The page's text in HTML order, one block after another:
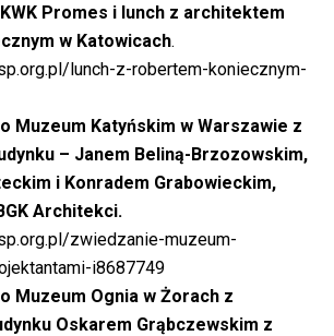
Promes i lunch z architektem
w Katowicach.
lunch-z-robertem-koniecznym-
Muzeum Katyńskim w Warszawie z
– Janem Beliną-Brzozowskim,
i Konradem Grabowieckim,
Architekci.
zwiedzanie-muzeum-
i8687749
Muzeum Ognia w Żorach z
Oskarem Grąbczewskim z